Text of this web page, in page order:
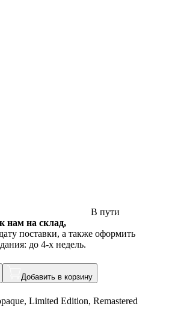
В пути
нам на склад,
поставки, а также оформить
до 4-х недель.
Добавить в корзину
Limited Edition, Remastered